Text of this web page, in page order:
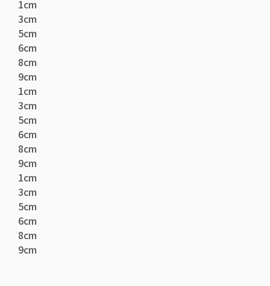
1cm
3cm
5cm
6cm
8cm
9cm
1cm
3cm
5cm
6cm
8cm
9cm
1cm
3cm
5cm
6cm
8cm
9cm